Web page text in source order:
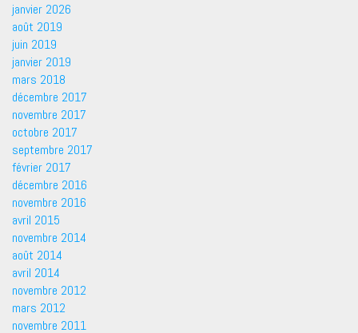
janvier 2026
août 2019
juin 2019
janvier 2019
mars 2018
décembre 2017
novembre 2017
octobre 2017
septembre 2017
février 2017
décembre 2016
novembre 2016
avril 2015
novembre 2014
août 2014
avril 2014
novembre 2012
mars 2012
novembre 2011